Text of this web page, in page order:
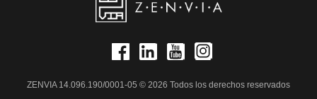
ZENVIA 14.096.190/0001-05 © 2026 Todos los derechos reservados